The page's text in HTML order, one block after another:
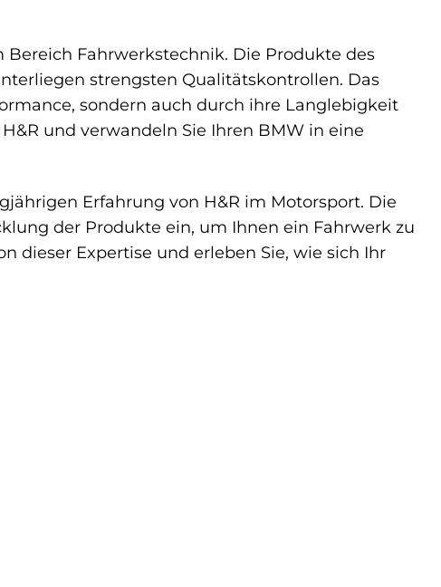
Fahrwerkstechnik. Die Produkte des
strengsten Qualitätskontrollen. Das
sondern auch durch ihre Langlebigkeit
und verwandeln Sie Ihren BMW in eine
Erfahrung von H&R im Motorsport. Die
der Produkte ein, um Ihnen ein Fahrwerk zu
dieser Expertise und erleben Sie, wie sich Ihr